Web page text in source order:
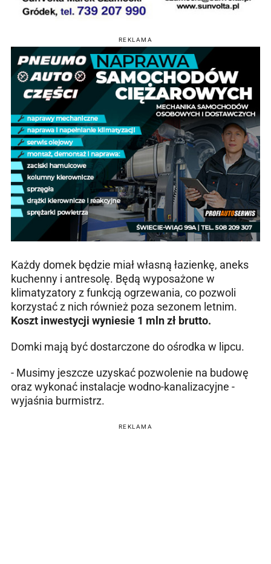
REKLAMA
Każdy domek będzie miał własną łazienkę, aneks
kuchenny i antresolę. Będą wyposażone w
klimatyzatory z funkcją ogrzewania, co pozwoli
korzystać z nich również poza sezonem letnim.
Koszt inwestycji wyniesie 1 mln zł brutto.
Domki mają być dostarczone do ośrodka w lipcu.
- Musimy jeszcze uzyskać pozwolenie na budowę
oraz wykonać instalacje wodno-kanalizacyjne -
wyjaśnia burmistrz.
REKLAMA